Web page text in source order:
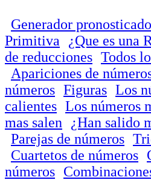
Generador
Primitiva
¿Que es una
de reducciones Todos
Apariciones de
números Figuras Los
calientes Los números
mas salen
¿Han salido
Parejas de números
Cuartetos de números
números